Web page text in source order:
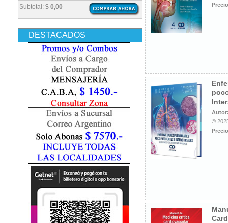
Embriología
Enfermería
Epidemiología
Farmacia / Farmacología
Fisiatría / Kinesiología
Fisiología / Fisiopatología
Fonoaudiología
Gastroenterología
Geriatría
Ginecología / Obstetricia
Hematología
Histología
Homeopatía
Infectología
Inmunología
Instrumentación Quirurgica
Subtotal: $ 0,00
DESTACADOS
©